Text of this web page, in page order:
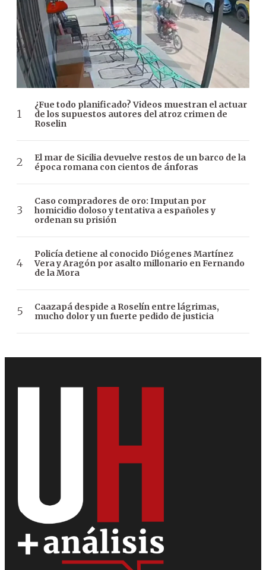
¿Fue todo planificado? Videos muestran el actuar
de los supuestos autores del atroz crimen de
Roselin
El mar de Sicilia devuelve restos de un barco de la
época romana con cientos de ánforas
Caso compradores de oro: Imputan por
homicidio doloso y tentativa a españoles y
ordenan su prisión
Policía detiene al conocido Diógenes Martínez
Vera y Aragón por asalto millonario en Fernando
de la Mora
Caazapá despide a Roselín entre lágrimas,
mucho dolor y un fuerte pedido de justicia